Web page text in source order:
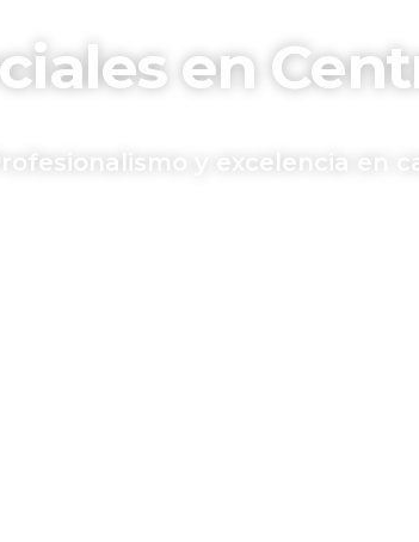
en
y excelencia en